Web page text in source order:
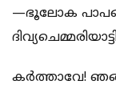
—ഭൂലോക
കര്‍ത്താവേ!